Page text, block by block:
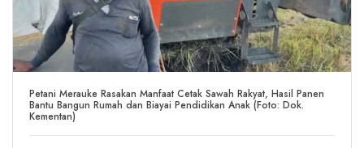
Petani Merauke Rasakan Manfaat Cetak Sawah Rakyat, Hasil Panen
Bantu Bangun Rumah dan Biayai Pendidikan Anak (Foto: Dok.
Kementan)